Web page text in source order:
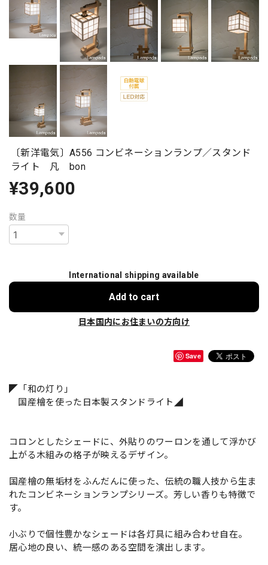
〔新洋電気〕A556 コンビネーションランプ／スタンド
ライト 凡 bon
¥39,600
数量
International shipping available
Add to cart
日本国内にお住まいの方向け
Save
◤「和の灯り」
国産檜を使った日本製スタンドライト◢
コロンとしたシェードに、外貼りのワーロンを通して浮かび
上がる木組みの格子が映えるデザイン。
国産檜の無垢材をふんだんに使った、伝統の職人技から生ま
れたコンビネーションランプシリーズ。芳しい香りも特徴で
す。
小ぶりで個性豊かなシェードは各灯具に組み合わせ自在。
居心地の良い、統一感のある空間を演出します。